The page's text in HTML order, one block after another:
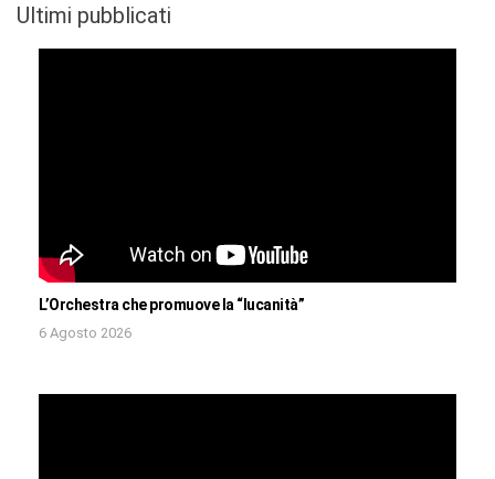
Ultimi pubblicati
L’Orchestra che promuove la “lucanità”
6 Agosto 2026